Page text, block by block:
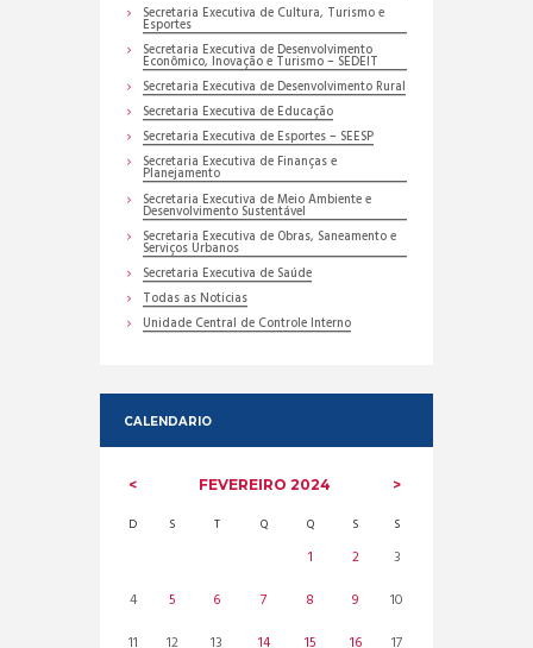
Secretaria Executiva de Cultura, Turismo e
Esportes
Secretaria Executiva de Desenvolvimento
Econômico, Inovação e Turismo – SEDEIT
Secretaria Executiva de Desenvolvimento Rural
Secretaria Executiva de Educação
Secretaria Executiva de Esportes – SEESP
Secretaria Executiva de Finanças e
Planejamento
Secretaria Executiva de Meio Ambiente e
Desenvolvimento Sustentável
Secretaria Executiva de Obras, Saneamento e
Serviços Urbanos
Secretaria Executiva de Saúde
Todas as Noticias
Unidade Central de Controle Interno
CALENDARIO
FEVEREIRO 2024
D S T Q Q S S
1 2
3
4
5 6 7 8 9
10